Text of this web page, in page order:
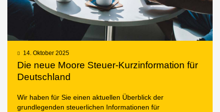
14. Oktober 2025
Die neue Moore Steuer-Kurzinformation für
Deutschland
Wir haben für Sie einen aktuellen Überblick der
grundlegenden steuerlichen Informationen für